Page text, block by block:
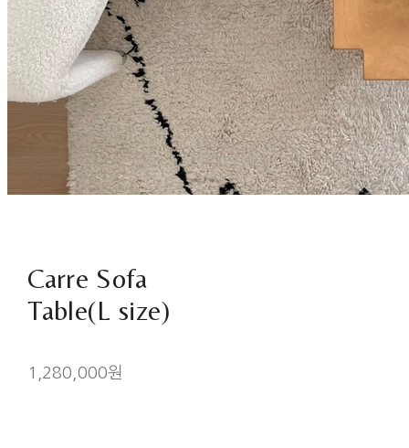
Carre Sofa
Table(L size)
1,280,000원